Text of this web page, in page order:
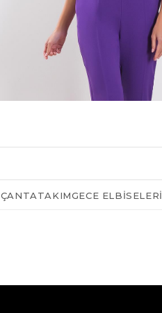
ÇANTATAKIMGECE ELBISELERI